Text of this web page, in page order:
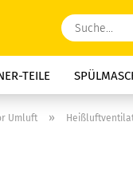
TEILE
TEILE
Umluft »